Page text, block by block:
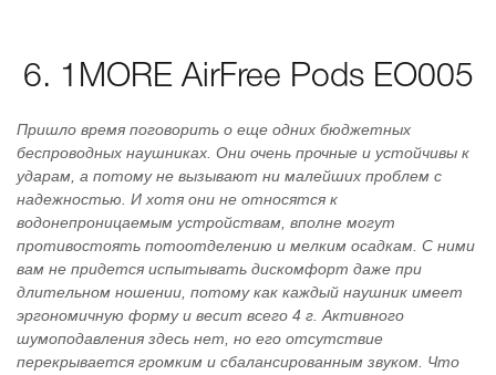
6. 1MORE AirFree Pods EO005
Пришло время поговорить о еще одних бюджетных
беспроводных наушниках. Они очень прочные и устойчивы к
ударам, а потому не вызывают ни малейших проблем с
надежностью. И хотя они не относятся к
водонепроницаемым устройствам, вполне могут
противостоять потоотделению и мелким осадкам. С ними
вам не придется испытывать дискомфорт даже при
длительном ношении, потому как каждый наушник имеет
эргономичную форму и весит всего 4 г. Активного
шумоподавления здесь нет, но его отсутствие
перекрывается громким и сбалансированным звуком. Что